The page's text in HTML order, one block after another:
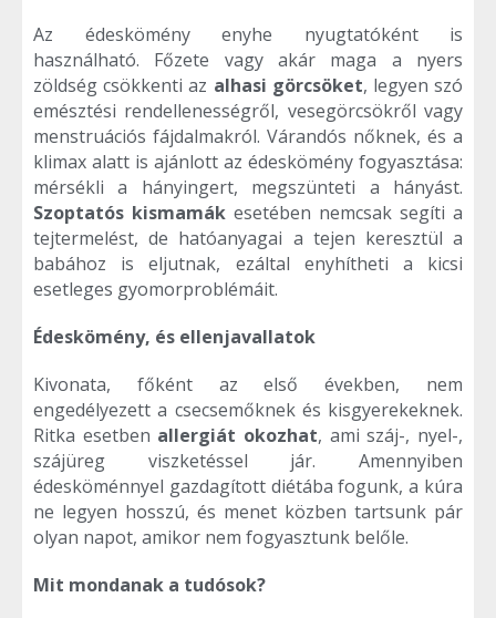
Az édeskömény enyhe nyugtatóként is
használható. Főzete vagy akár maga a nyers
zöldség csökkenti az alhasi görcsöket, legyen szó
emésztési rendellenességről, vesegörcsökről vagy
menstruációs fájdalmakról. Várandós nőknek, és a
klimax alatt is ajánlott az édeskömény fogyasztása:
mérsékli a hányingert, megszünteti a hányást.
Szoptatós kismamák esetében nemcsak segíti a
tejtermelést, de hatóanyagai a tejen keresztül a
babához is eljutnak, ezáltal enyhítheti a kicsi
esetleges gyomorproblémáit.
Édeskömény, és ellenjavallatok
Kivonata, főként az első években, nem
engedélyezett a csecsemőknek és kisgyerekeknek.
Ritka esetben allergiát okozhat, ami száj-, nyel-,
szájüreg viszketéssel jár. Amennyiben
édesköménnyel gazdagított diétába fogunk, a kúra
ne legyen hosszú, és menet közben tartsunk pár
olyan napot, amikor nem fogyasztunk belőle.
Mit mondanak a tudósok?